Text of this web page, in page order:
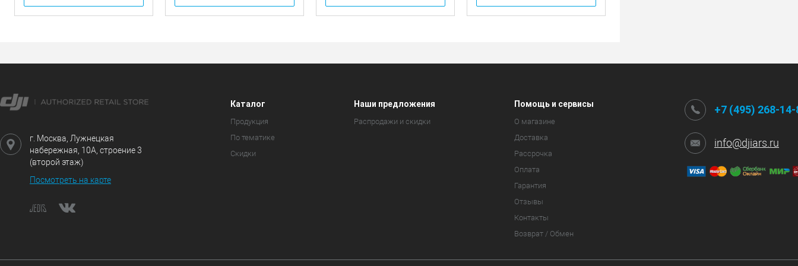
г. Москва, Лужнецкая
набережная, 10А, строение 3
(второй этаж)
Посмотреть на карте
Каталог
Продукция
По тематике
Скидки
Наши предложения
Распродажи и скидки
Помощь и сервисы
О магазине
Доставка
Рассрочка
Оплата
Гарантия
Отзывы
Контакты
Возврат / Обмен
+7 (495) 268-14-
info@djiars.ru